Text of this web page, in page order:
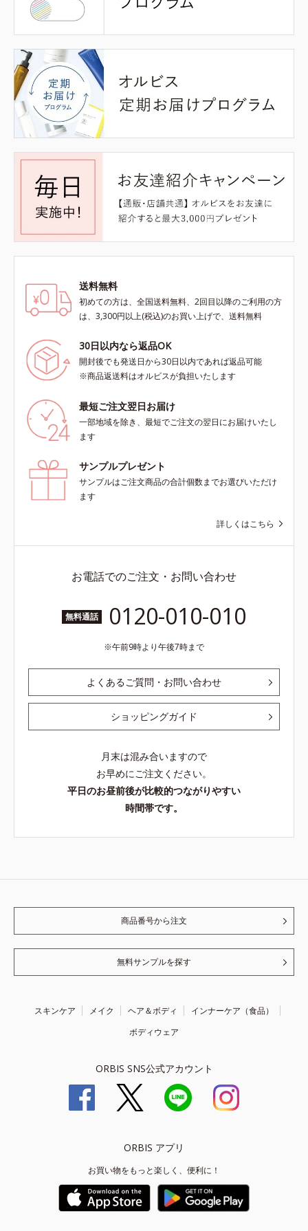
送料無料
初めての方は、全国送料無料、2回目以降のご利用の方
は、3,300円以上(税込)のお買い上げで、送料無料
30日以内なら返品OK
開封後でも発送日から30日以内であれば返品可能
※商品返送料はオルビスが負担いたします
最短ご注文翌日お届け
一部地域を除き、最短でご注文の翌日にお届けいたし
ます
サンプルプレゼント
サンプルはご注文商品の合計個数までお選びいただけ
ます
詳しくはこちら
お電話でのご注文・お問い合わせ
無料通話 0120-010-010
午前9時より午後7時まで
よくあるご質問・お問い合わせ
ショッピングガイド
月末は混み合いますので
お早めにご注文ください。
平日のお昼前後が比較的つながりやすい
時間帯です。
商品番号から注文
無料サンプルを探す
スキンケア メイク ヘア＆ボディ
インナーケア（食品）
ボディウェア
ORBIS SNS公式アカウント
ORBIS アプリ
お買い物をもっと楽しく、便利に！